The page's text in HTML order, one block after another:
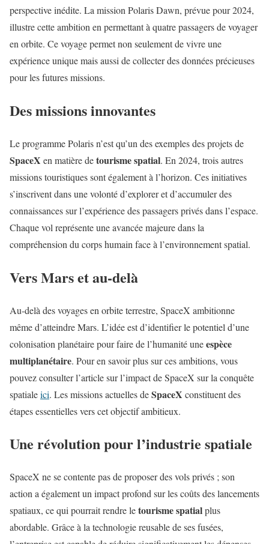
perspective inédite. La mission Polaris Dawn, prévue pour 2024,
illustre cette ambition en permettant à quatre passagers de voyager
en orbite. Ce voyage permet non seulement de vivre une
expérience unique mais aussi de collecter des données précieuses
pour les futures missions.
Des missions innovantes
Le programme Polaris n’est qu’un des exemples des projets de
SpaceX en matière detourisme spatial. En 2024, trois autres
missions touristiques sont également à l’horizon. Ces initiatives
s’inscrivent dans une volonté d’explorer et d’accumuler des
connaissances sur l’expérience des passagers privés dans l’espace.
Chaque vol représente une avancée majeure dans la
compréhension du corps humain face à l’environnement spatial.
Vers Mars et au-delà
Au-delà des voyages en orbite terrestre, SpaceX ambitionne
même d’atteindre Mars. L’idée est d’identifier le potentiel d’une
colonisation planétaire pour faire de l’humanité uneespèce
multiplanétaire. Pour en savoir plus sur ces ambitions, vous
pouvez consulter l’article sur l’impact de SpaceX sur la conquête
spatialeici. Les missions actuelles deSpaceX constituent des
étapes essentielles vers cet objectif ambitieux.
Une révolution pour l’industrie spatiale
SpaceX ne se contente pas de proposer des vols privés ; son
action a également un impact profond sur les coûts des lancements
spatiaux, ce qui pourrait rendre letourisme spatialplus
abordable. Grâce à la technologie reusable de ses fusées,